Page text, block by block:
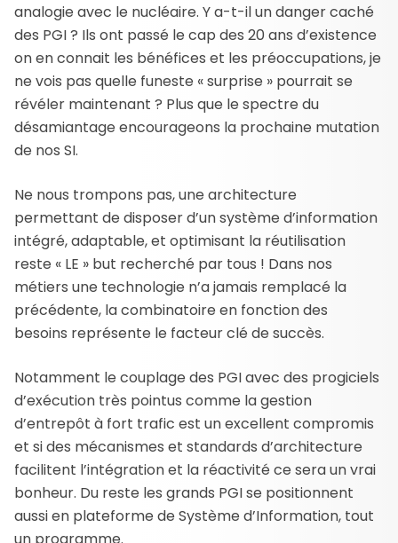
analogie avec le nucléaire. Y a-t-il un danger caché
des PGI ? Ils ont passé le cap des 20 ans d’existence
on en connait les bénéfices et les préoccupations, je
ne vois pas quelle funeste « surprise » pourrait se
révéler maintenant ? Plus que le spectre du
désamiantage encourageons la prochaine mutation
de nos SI.
Ne nous trompons pas, une architecture
permettant de disposer d’un système d’information
intégré, adaptable, et optimisant la réutilisation
reste « LE » but recherché par tous ! Dans nos
métiers une technologie n’a jamais remplacé la
précédente, la combinatoire en fonction des
besoins représente le facteur clé de succès.
Notamment le couplage des PGI avec des progiciels
d’exécution très pointus comme la gestion
d’entrepôt à fort trafic est un excellent compromis
et si des mécanismes et standards d’architecture
facilitent l’intégration et la réactivité ce sera un vrai
bonheur. Du reste les grands PGI se positionnent
aussi en plateforme de Système d’Information, tout
un programme.